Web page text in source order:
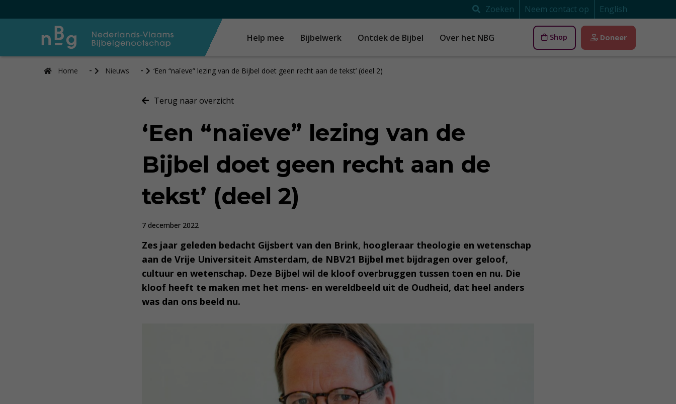
Zoeken Neem contact op English
Help mee Bijbelwerk Ontdek de Bijbel Over het NBG Shop Doneer
Home Nieuws ‘Een “naïeve” lezing van de Bijbel doet geen recht aan de tekst’ (deel 2)
Terug naar overzicht
‘Een “naïeve” lezing van de
Bijbel doet geen recht aan de
tekst’ (deel 2)
7 december 2022
Zes jaar geleden bedacht Gijsbert van den Brink, hoogleraar theologie en wetenschap
aan de Vrije Universiteit Amsterdam, de NBV21 Bijbel met bijdragen over geloof,
cultuur en wetenschap. Deze Bijbel wil de kloof overbruggen tussen toen en nu. Die
kloof heeft te maken met het mens- en wereldbeeld uit de Oudheid, dat heel anders
was dan ons beeld nu.